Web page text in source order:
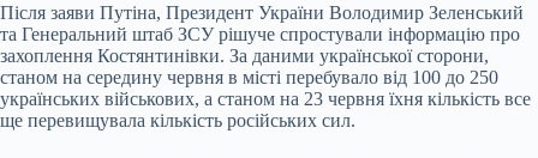
Після заяви Путіна, Президент України Володимир Зеленський
та Генеральний штаб ЗСУ рішуче спростували інформацію про
захоплення Костянтинівки. За даними української сторони,
станом на середину червня в місті перебувало від 100 до 250
українських військових, а станом на 23 червня їхня кількість все
ще перевищувала кількість російських сил.